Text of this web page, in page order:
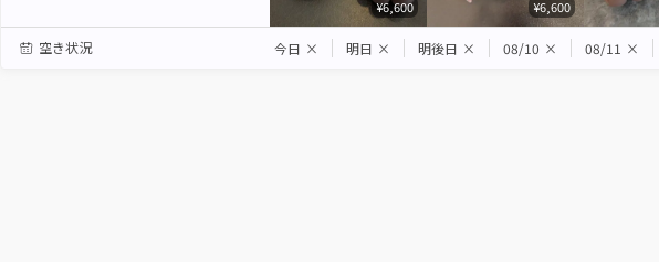
¥6,600 ¥6,600
空き状況 今日 × 明日 × 明後日 × 08/10 × 08/11 ×